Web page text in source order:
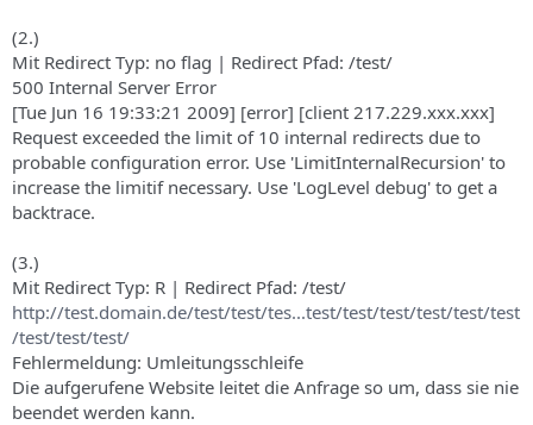
(2.)
Mit Redirect Typ: no flag | Redirect Pfad: /test/
500 Internal Server Error
[Tue Jun 16 19:33:21 2009] [error] [client 217.229.xxx.xxx]
Request exceeded the limit of 10 internal redirects due to
probable configuration error. Use 'LimitInternalRecursion' to
increase the limitif necessary. Use 'LogLevel debug' to get a
backtrace.
(3.)
Mit Redirect Typ: R | Redirect Pfad: /test/
http://test.domain.de/test/test/tes...test/test/test/test/test/test
/test/test/test/
Fehlermeldung: Umleitungsschleife
Die aufgerufene Website leitet die Anfrage so um, dass sie nie
beendet werden kann.